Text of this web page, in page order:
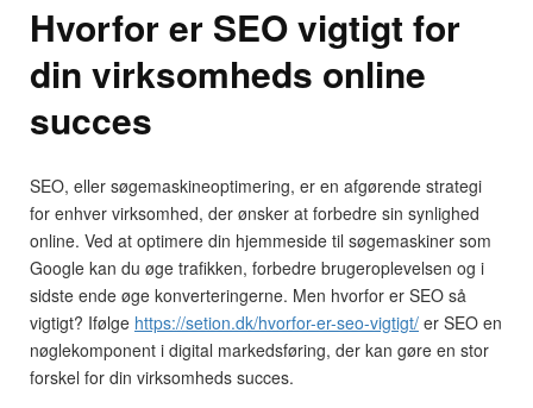
Hvorfor er SEO vigtigt for
din virksomheds online
succes
SEO, eller søgemaskineoptimering, er en afgørende strategi
for enhver virksomhed, der ønsker at forbedre sin synlighed
online. Ved at optimere din hjemmeside til søgemaskiner som
Google kan du øge trafikken, forbedre brugeroplevelsen og i
sidste ende øge konverteringerne. Men hvorfor er SEO så
vigtigt? Ifølge https://setion.dk/hvorfor-er-seo-vigtigt/ er SEO en
nøglekomponent i digital markedsføring, der kan gøre en stor
forskel for din virksomheds succes.